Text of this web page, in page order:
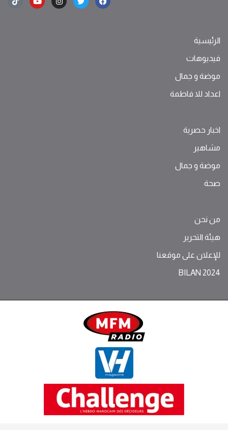
الرئيسية
فيديوهات
موضة ‫و‬ ‫‬‫جمال‬
اعداد للا فاطمة
اخبار حصرية
مشاهير
موضة ‫و‬ ‫‬‫جمال‬
صحة
من نحن
هيئة التحرير
للإعلان على موقعنا
BILAN 2024